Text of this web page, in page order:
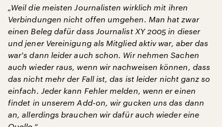
„Weil die meisten Journalisten wirklich mit ihren
Verbindungen nicht offen umgehen. Man hat zwar
einen Beleg dafür dass Journalist XY 2005 in dieser
und jener Vereinigung als Mitglied aktiv war, aber das
war's dann leider auch schon. Wir nehmen Sachen
auch wieder raus, wenn wir nachweisen können, dass
das nicht mehr der Fall ist, das ist leider nicht ganz so
einfach. Jeder kann Fehler melden, wenn er einen
findet in unserem Add-on, wir gucken uns das dann
an, allerdings brauchen wir dafür auch wieder eine